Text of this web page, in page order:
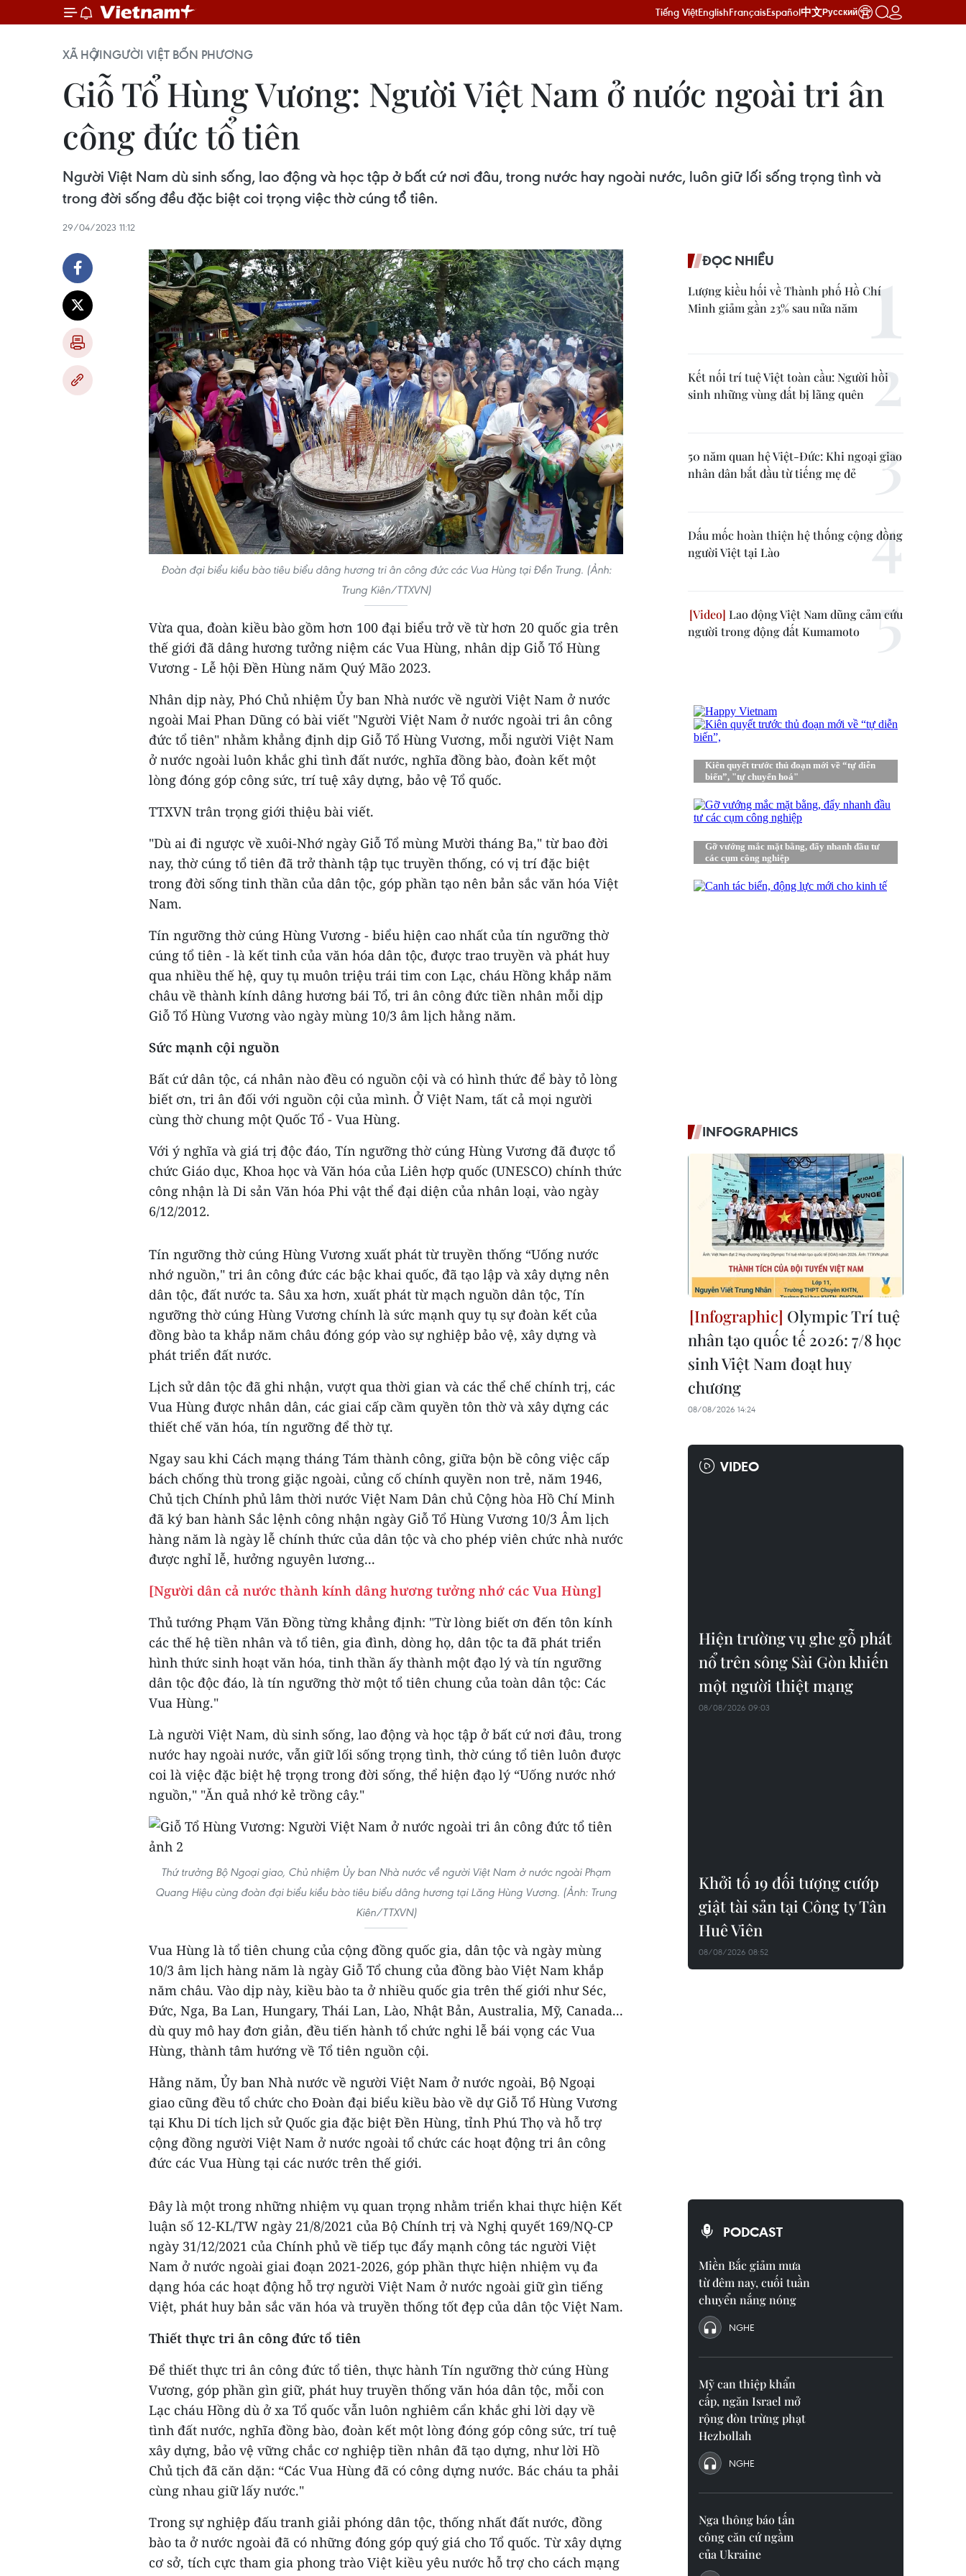
Tiếng ViệtEnglishFrançaisEspañol中文Русский
XÃ HỘINGƯỜI VIỆT BỐN PHƯƠNG
Giỗ Tổ Hùng Vương: Người Việt Nam ở nước ngoài tri ân
công đức tổ tiên
Người Việt Nam dù sinh sống, lao động và học tập ở bất cứ nơi đâu, trong nước hay ngoài nước, luôn giữ lối sống trọng tình và
trong đời sống đều đặc biệt coi trọng việc thờ cúng tổ tiên.
29/04/2023 11:12
Đoàn đại biểu kiều bào tiêu biểu dâng hương tri ân công đức các Vua Hùng tại Đền Trung. (Ảnh:
Trung Kiên/TTXVN)
Vừa qua, đoàn kiều bào gồm hơn 100 đại biểu trở về từ hơn 20 quốc gia trên
thế giới đã dâng hương tưởng niệm các Vua Hùng, nhân dịp Giỗ Tổ Hùng
Vương - Lễ hội Đền Hùng năm Quý Mão 2023.
Nhân dịp này, Phó Chủ nhiệm Ủy ban Nhà nước về người Việt Nam ở nước
ngoài Mai Phan Dũng có bài viết "Người Việt Nam ở nước ngoài tri ân công
đức tổ tiên" nhằm khẳng định dịp Giỗ Tổ Hùng Vương, mỗi người Việt Nam
ở nước ngoài luôn khắc ghi tình đất nước, nghĩa đồng bào, đoàn kết một
lòng đóng góp công sức, trí tuệ xây dựng, bảo vệ Tổ quốc.
TTXVN trân trọng giới thiệu bài viết.
"Dù ai đi ngược về xuôi-Nhớ ngày Giỗ Tổ mùng Mười tháng Ba," từ bao đời
nay, thờ cúng tổ tiên đã trở thành tập tục truyền thống, có vị trí đặc biệt
trong đời sống tinh thần của dân tộc, góp phần tạo nên bản sắc văn hóa Việt
Nam.
Tín ngưỡng thờ cúng Hùng Vương - biểu hiện cao nhất của tín ngưỡng thờ
cúng tổ tiên - là kết tinh của văn hóa dân tộc, được trao truyền và phát huy
qua nhiều thế hệ, quy tụ muôn triệu trái tim con Lạc, cháu Hồng khắp năm
châu về thành kính dâng hương bái Tổ, tri ân công đức tiền nhân mỗi dịp
Giỗ Tổ Hùng Vương vào ngày mùng 10/3 âm lịch hằng năm.
Sức mạnh cội nguồn
Bất cứ dân tộc, cá nhân nào đều có nguồn cội và có hình thức để bày tỏ lòng
biết ơn, tri ân đối với nguồn cội của mình. Ở Việt Nam, tất cả mọi người
cùng thờ chung một Quốc Tổ - Vua Hùng.
Với ý nghĩa và giá trị độc đáo, Tín ngưỡng thờ cúng Hùng Vương đã được tổ
chức Giáo dục, Khoa học và Văn hóa của Liên hợp quốc (UNESCO) chính thức
công nhận là Di sản Văn hóa Phi vật thể đại diện của nhân loại, vào ngày
6/12/2012.
Tín ngưỡng thờ cúng Hùng Vương xuất phát từ truyền thống “Uống nước
nhớ nguồn," tri ân công đức các bậc khai quốc, đã tạo lập và xây dựng nên
dân tộc, đất nước ta. Sâu xa hơn, xuất phát từ mạch nguồn dân tộc, Tín
ngưỡng thờ cúng Hùng Vương chính là sức mạnh quy tụ sự đoàn kết của
đồng bào ta khắp năm châu đóng góp vào sự nghiệp bảo vệ, xây dựng và
phát triển đất nước.
Lịch sử dân tộc đã ghi nhận, vượt qua thời gian và các thể chế chính trị, các
Vua Hùng được nhân dân, các giai cấp cầm quyền tôn thờ và xây dựng các
thiết chế văn hóa, tín ngưỡng để thờ tự.
Ngay sau khi Cách mạng tháng Tám thành công, giữa bộn bề công việc cấp
bách chống thù trong giặc ngoài, củng cố chính quyền non trẻ, năm 1946,
Chủ tịch Chính phủ lâm thời nước Việt Nam Dân chủ Cộng hòa Hồ Chí Minh
đã ký ban hành Sắc lệnh công nhận ngày Giỗ Tổ Hùng Vương 10/3 Âm lịch
hàng năm là ngày lễ chính thức của dân tộc và cho phép viên chức nhà nước
được nghỉ lễ, hưởng nguyên lương...
[Người dân cả nước thành kính dâng hương tưởng nhớ các Vua Hùng]
Thủ tướng Phạm Văn Đồng từng khẳng định: "Từ lòng biết ơn đến tôn kính
các thế hệ tiền nhân và tổ tiên, gia đình, dòng họ, dân tộc ta đã phát triển
hình thức sinh hoạt văn hóa, tinh thần ấy thành một đạo lý và tín ngưỡng
dân tộc độc đáo, là tín ngưỡng thờ một tổ tiên chung của toàn dân tộc: Các
Vua Hùng."
Là người Việt Nam, dù sinh sống, lao động và học tập ở bất cứ nơi đâu, trong
nước hay ngoài nước, vẫn giữ lối sống trọng tình, thờ cúng tổ tiên luôn được
coi là việc đặc biệt hệ trọng trong đời sống, thể hiện đạo lý “Uống nước nhớ
nguồn," "Ăn quả nhớ kẻ trồng cây."
Thứ trưởng Bộ Ngoại giao, Chủ nhiệm Ủy ban Nhà nước về người Việt Nam ở nước ngoài Phạm
Quang Hiệu cùng đoàn đại biểu kiều bào tiêu biểu dâng hương tại Lăng Hùng Vương. (Ảnh: Trung
Kiên/TTXVN)
Vua Hùng là tổ tiên chung của cộng đồng quốc gia, dân tộc và ngày mùng
10/3 âm lịch hàng năm là ngày Giỗ Tổ chung của đồng bào Việt Nam khắp
năm châu. Vào dịp này, kiều bào ta ở nhiều quốc gia trên thế giới như Séc,
Đức, Nga, Ba Lan, Hungary, Thái Lan, Lào, Nhật Bản, Australia, Mỹ, Canada...
dù quy mô hay đơn giản, đều tiến hành tổ chức nghi lễ bái vọng các Vua
Hùng, thành tâm hướng về Tổ tiên nguồn cội.
Hằng năm, Ủy ban Nhà nước về người Việt Nam ở nước ngoài, Bộ Ngoại
giao cũng đều tổ chức cho Đoàn đại biểu kiều bào về dự Giỗ Tổ Hùng Vương
tại Khu Di tích lịch sử Quốc gia đặc biệt Đền Hùng, tỉnh Phú Thọ và hỗ trợ
cộng đồng người Việt Nam ở nước ngoài tổ chức các hoạt động tri ân công
đức các Vua Hùng tại các nước trên thế giới.
Đây là một trong những nhiệm vụ quan trọng nhằm triển khai thực hiện Kết
luận số 12-KL/TW ngày 21/8/2021 của Bộ Chính trị và Nghị quyết 169/NQ-CP
ngày 31/12/2021 của Chính phủ về tiếp tục đẩy mạnh công tác người Việt
Nam ở nước ngoài giai đoạn 2021-2026, góp phần thực hiện nhiệm vụ đa
dạng hóa các hoạt động hỗ trợ người Việt Nam ở nước ngoài giữ gìn tiếng
Việt, phát huy bản sắc văn hóa và truyền thống tốt đẹp của dân tộc Việt Nam.
Thiết thực tri ân công đức tổ tiên
Để thiết thực tri ân công đức tổ tiên, thực hành Tín ngưỡng thờ cúng Hùng
Vương, góp phần gìn giữ, phát huy truyền thống văn hóa dân tộc, mỗi con
Lạc cháu Hồng dù ở xa Tổ quốc vẫn luôn nghiêm cẩn khắc ghi lời dạy về
tình đất nước, nghĩa đồng bào, đoàn kết một lòng đóng góp công sức, trí tuệ
xây dựng, bảo vệ vững chắc cơ nghiệp tiền nhân đã tạo dựng, như lời Hồ
Chủ tịch đã căn dặn: “Các Vua Hùng đã có công dựng nước. Bác cháu ta phải
cùng nhau giữ lấy nước."
Trong sự nghiệp đấu tranh giải phóng dân tộc, thống nhất đất nước, đồng
bào ta ở nước ngoài đã có những đóng góp quý giá cho Tổ quốc. Từ xây dựng
cơ sở, tích cực tham gia phong trào Việt kiều yêu nước hỗ trợ cho cách mạng
ĐỌC NHIỀU
Lượng kiều hối về Thành phố Hồ Chí
Minh giảm gần 23% sau nửa năm
Kết nối trí tuệ Việt toàn cầu: Người hồi
sinh những vùng đất bị lãng quên
50 năm quan hệ Việt-Đức: Khi ngoại giao
nhân dân bắt đầu từ tiếng mẹ đẻ
Dấu mốc hoàn thiện hệ thống cộng đồng
người Việt tại Lào
Lao động Việt Nam dũng cảm cứu
người trong động đất Kumamoto
INFOGRAPHICS
Olympic Trí tuệ
nhân tạo quốc tế 2026: 7/8 học
sinh Việt Nam đoạt huy
chương
08/08/2026 14:24
VIDEO
Hiện trường vụ ghe gỗ phát
nổ trên sông Sài Gòn khiến
một người thiệt mạng
08/08/2026 09:03
Khởi tố 19 đối tượng cướp
giật tài sản tại Công ty Tân
Huê Viên
08/08/2026 08:52
PODCAST
Miền Bắc giảm mưa
từ đêm nay, cuối tuần
chuyển nắng nóng
NGHE
Mỹ can thiệp khẩn
cấp, ngăn Israel mở
rộng đòn trừng phạt
Hezbollah
NGHE
Nga thông báo tấn
công căn cứ ngầm
của Ukraine